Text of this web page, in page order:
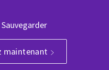
Sauvegarder
maintenant